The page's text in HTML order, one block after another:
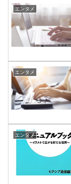
エンタメ
エンタメ
エンタメ